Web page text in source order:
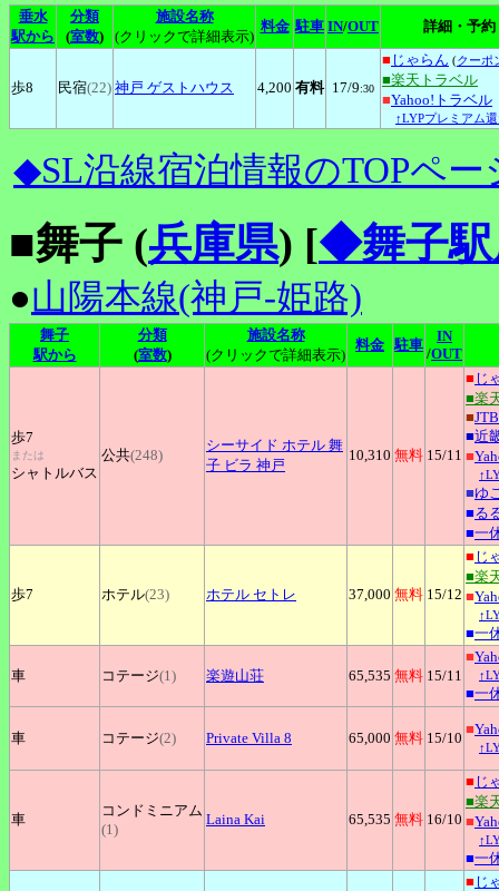
垂水
駅から
分類
(室数)
施設名称
(クリックで詳細表示)
料金 駐車 IN/OUT 詳細・予約
歩8 民宿(22) 神戸 ゲストハウス 4,200 有料 17/9:30
■ じゃらん (クーポ
■楽天トラベル
■Yahoo!トラベル
↑LYPプレミアム
◆SL沿線宿泊情報のTOPペー
■舞子 (兵庫県) [◆舞子駅
●山陽本線(神戸-姫路)
舞子
駅から
分類
(室数)
施設名称
(クリックで詳細表示)
料金 駐車
IN
/OUT
歩7
または
シャトルバス
公共(248)
シーサイド ホテル 舞
子 ビラ 神戸
10,310 無料 15/11
■ じ
■楽
■JTB
■近
■
■ゆ
■る
■一
歩7 ホテル(23) ホテル セトレ 37,000 無料 15/12
■ じ
■楽
■
■一
車 コテージ(1) 楽遊山荘 65,535 無料 15/11
■
■一
車 コテージ(2) Private Villa 8 65,000 無料 15/10
■
車
コンドミニアム
(1)
Laina Kai 65,535 無料 16/10
■ じ
■楽
■
■一
■ じ